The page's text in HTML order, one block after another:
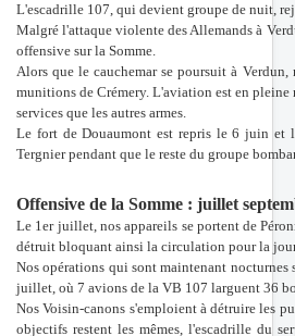
L'escadrille 107, qui devient groupe de nuit,
Malgré l'attaque violente des Allemands à
offensive sur la Somme.
Alors que le cauchemar se poursuit à
munitions de Crémery. L'aviation est en
services que les autres armes.
Le fort de Douaumont est repris le 6 juin et
Tergnier pendant que le reste du groupe
Offensive de la Somme : juillet
Le 1er juillet, nos appareils se portent de
détruit bloquant ainsi la circulation pour la
Nos opérations qui sont maintenant
juillet, où 7 avions de la VB 107 larguent 36
Nos Voisin-canons s'emploient à détruire les
objectifs restent les mêmes, l'escadrille du